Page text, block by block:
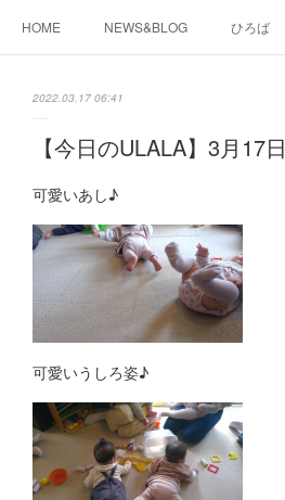
HOME NEWS&BLOG ひろば
2022.03.17 06:41
【今日のULALA】3月17日
可愛いあし♪
可愛いうしろ姿♪